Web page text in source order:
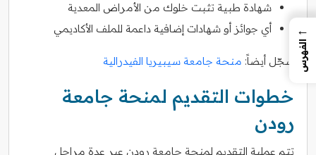
شهادة طبية تثبت خلوك من الأمراض المعدية
أي جوائز أو شهادات إضافية داعمة للملف الأكاديمي
سجّل أيضاً: منحة جامعة سيبيريا الفيدرالية
خطوات التقديم لمنحة جامعة
رودن
تتم عملية التقديم لمنحة جامعة رودن عبر عدة مراحل
←
الفهرس